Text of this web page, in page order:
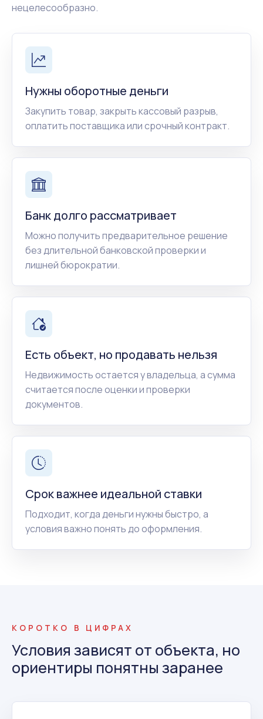
нецелесообразно.
Нужны оборотные деньги
Закупить товар, закрыть кассовый разрыв,
оплатить поставщика или срочный контракт.
Банк долго рассматривает
Можно получить предварительное решение
без длительной банковской проверки и
лишней бюрократии.
Есть объект, но продавать нельзя
Недвижимость остается у владельца, а сумма
считается после оценки и проверки
документов.
Срок важнее идеальной ставки
Подходит, когда деньги нужны быстро, а
условия важно понять до оформления.
КОРОТКО В ЦИФРАХ
Условия зависят от объекта, но
ориентиры понятны заранее